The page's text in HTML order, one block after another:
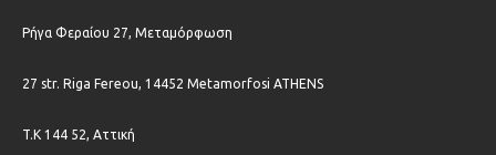
Ρήγα Φεραίου 27, Μεταμόρφωση
27 str. Riga Fereou, 14452 Metamorfosi ATHENS
T.K 144 52, Αττική